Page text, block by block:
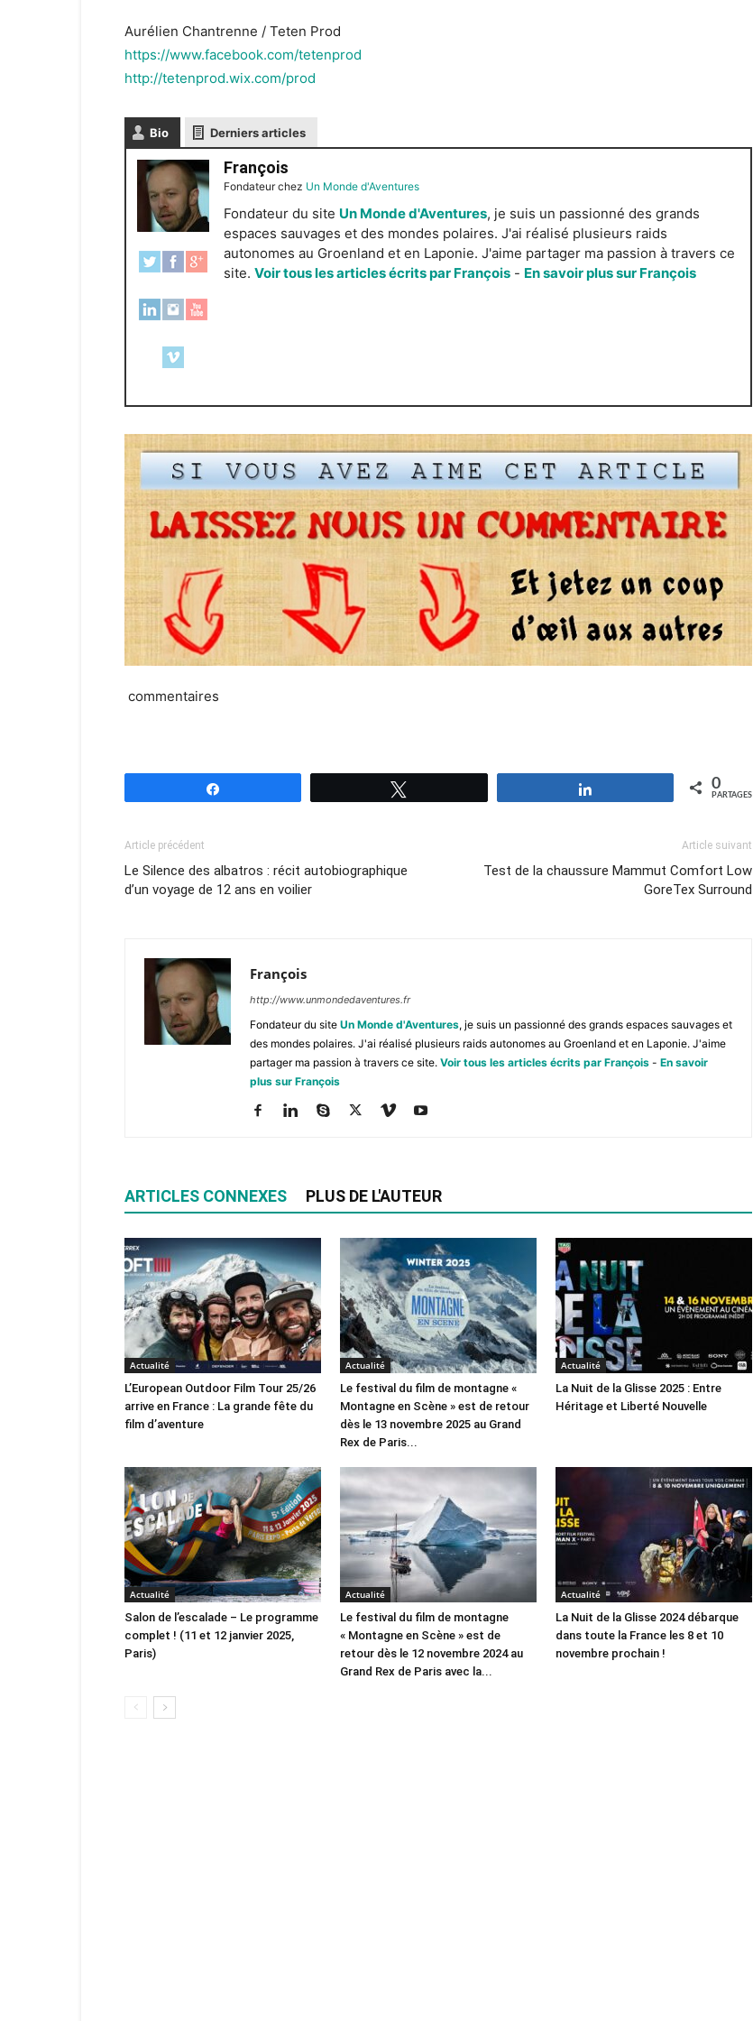
Aurélien Chantrenne / Teten Prod
https://www.facebook.com/tetenprod
http://tetenprod.wix.com/prod
Bio Derniers articles
François
Fondateurchez Un Monde d'Aventures
Fondateur du site Un Monde d'Aventures, je suis un passionné des grands
espaces sauvages et des mondes polaires. J'ai réalisé plusieurs raids
autonomes au Groenland et en Laponie. J'aime partager ma passion à travers ce
site. Voir tous les articles écrits par François - En savoir plus sur François
commentaires
0
PARTAGES
Article précédent
Le Silence des albatros : récit autobiographique
d’un voyage de 12 ans en voilier
Article suivant
Test de la chaussure Mammut Comfort Low
GoreTex Surround
François
http://www.unmondedaventures.fr
Fondateur du site Un Monde d'Aventures, je suis un passionné des grands espaces sauvages et
des mondes polaires. J'ai réalisé plusieurs raids autonomes au Groenland et en Laponie. J'aime
partager ma passion à travers ce site. Voir tous les articles écrits par François - En savoir
plus sur François
ARTICLES CONNEXES PLUS DE L'AUTEUR
Actualité
L’European Outdoor Film Tour 25/26
arrive en France : La grande fête du
film d’aventure
Actualité
Le festival du film de montagne «
Montagne en Scène » est de retour
dès le 13 novembre 2025 au Grand
Rex de Paris...
Actualité
La Nuit de la Glisse 2025 : Entre
Héritage et Liberté Nouvelle
Actualité
Salon de l’escalade – Le programme
complet ! (11 et 12 janvier 2025,
Paris)
Actualité
Le festival du film de montagne
« Montagne en Scène » est de
retour dès le 12 novembre 2024 au
Grand Rex de Paris avec la...
Actualité
La Nuit de la Glisse 2024 débarque
dans toute la France les 8 et 10
novembre prochain !